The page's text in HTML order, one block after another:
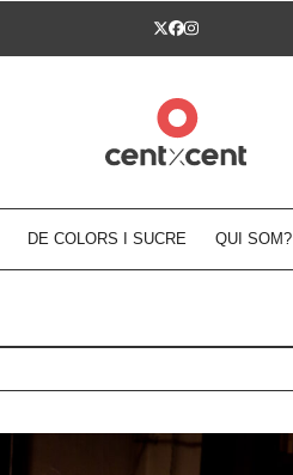
Twitter
Facebook
Instagram
DE COLORS I SUCRE QUI SOM?